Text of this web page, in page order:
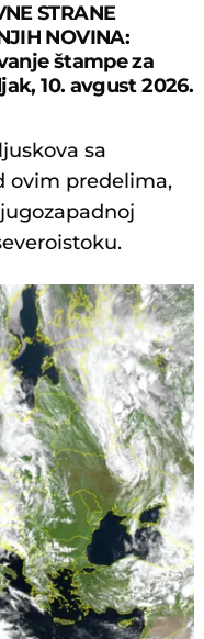
STRANE
NOVINA:
štampe za
10. avgust 2026.
sa
ovim predelima,